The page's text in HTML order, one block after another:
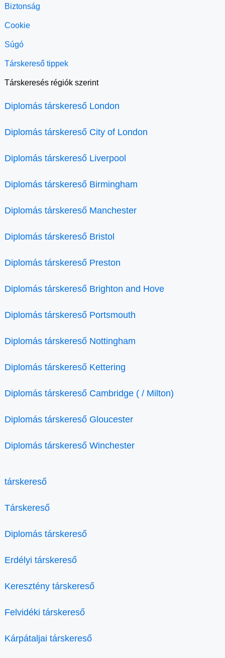
Biztonság
Cookie
Súgó
Társkereső tippek
Társkeresés régiók szerint
Diplomás társkereső London
Diplomás társkereső City of London
Diplomás társkereső Liverpool
Diplomás társkereső Birmingham
Diplomás társkereső Manchester
Diplomás társkereső Bristol
Diplomás társkereső Preston
Diplomás társkereső Brighton and Hove
Diplomás társkereső Portsmouth
Diplomás társkereső Nottingham
Diplomás társkereső Kettering
Diplomás társkereső Cambridge ( / Milton)
Diplomás társkereső Gloucester
Diplomás társkereső Winchester
társkereső
Társkereső
Diplomás társkereső
Erdélyi társkereső
Keresztény társkereső
Felvidéki társkereső
Kárpátaljai társkereső